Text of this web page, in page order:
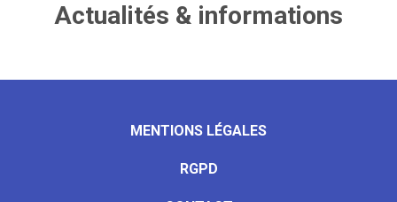
Actualités & informations
MENTIONS LÉGALES
RGPD